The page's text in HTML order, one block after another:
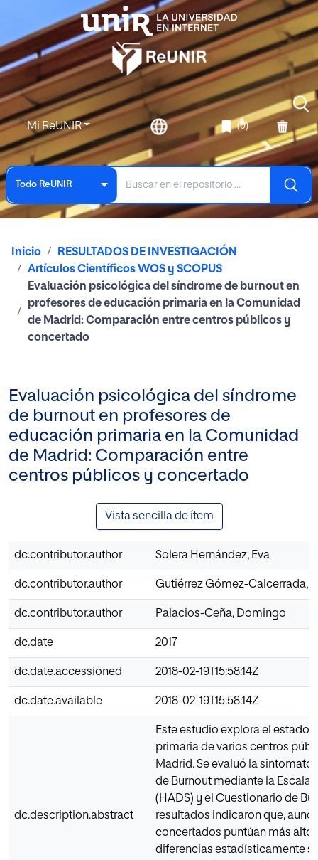
Mi ReUNIR (0)
Todo ReUNIR
Inicio
RESULTADOS DE INVESTIGACIÓN
Artículos Científicos WOS y SCOPUS
Evaluación psicológica del síndrome de burnout en
profesores de educación primaria en la Comunidad
de Madrid: Comparación entre centros públicos y
concertado
Evaluación psicológica del síndrome
de burnout en profesores de
educación primaria en la Comunidad
de Madrid: Comparación entre
centros públicos y concertado
Vista sencilla de ítem
dc.contributor.author Solera Hernández, Eva
dc.contributor.author Gutiérrez Gómez-Calcerrada,
dc.contributor.author Palacios-Ceña, Domingo
dc.date 2017
dc.date.accessioned 2018-02-19T15:58:14Z
dc.date.available 2018-02-19T15:58:14Z
dc.description.abstract
Este estudio explora el estado
primaria de varios centros
Madrid. Se evaluó la
de Burnout mediante la Escala
(HADS) y el Cuestionario de
resultados indicaron que,
concertados puntúan más alto
diferencias estadísticamente